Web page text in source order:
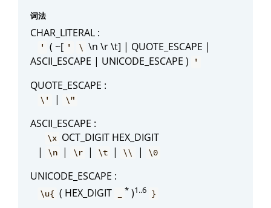
词法
CHAR_LITERAL :
' ( ~[ ' \ \n \r \t] | QUOTE_ESCAPE |
ASCII_ESCAPE | UNICODE_ESCAPE )
'
QUOTE_ESCAPE :
\' | \"
ASCII_ESCAPE :
\x OCT_DIGIT HEX_DIGIT
|
\n | \r | \t | \\ | \0
UNICODE_ESCAPE :
\u{ ( HEX_DIGIT * )1..6 }